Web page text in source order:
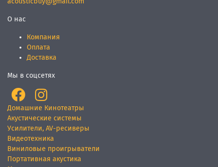
О нас
Компания
Оплата
Доставка
Мы в соцсетях
Домашние Кинотеатры
Акустические системы
Усилители, AV-ресиверы
Видеотехника
Виниловые проигрыватели
Портативная акустика